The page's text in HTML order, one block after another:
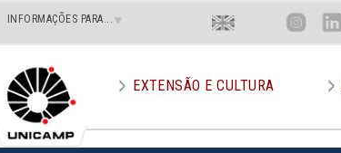
INFORMAÇÕES PARA... Menu
Superior
Direito
En Inst Lin
EXTENSÃO E CULTURA